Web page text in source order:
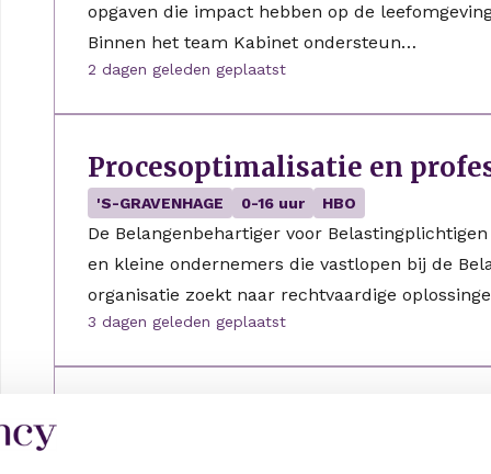
opgaven die impact hebben op de
Binnen het team Kabinet ondersteun…
2 dagen geleden geplaatst
Procesoptimalisatie en
'S-GRAVENHAGE 0-16 uur HBO
De Belangenbehartiger voor
en kleine ondernemers die vastlopen bij de
organisatie zoekt naar rechtvaardige
3 dagen geleden geplaatst